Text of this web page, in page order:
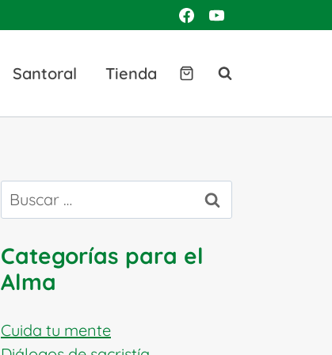
Santoral Tienda
Buscar:
Categorías para el
Alma
Cuida tu mente